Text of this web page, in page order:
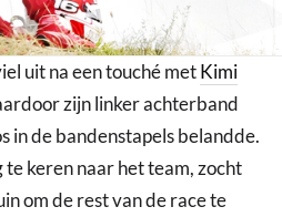
uit na een touché metKimi
zijn linker achterband
in de bandenstapels belandde.
keren naar het team, zocht
om de rest van de race te